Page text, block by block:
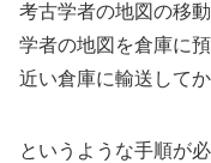
考古学者の地図の移
学者の地図を倉庫に
近い倉庫に輸送してか
というような手順が